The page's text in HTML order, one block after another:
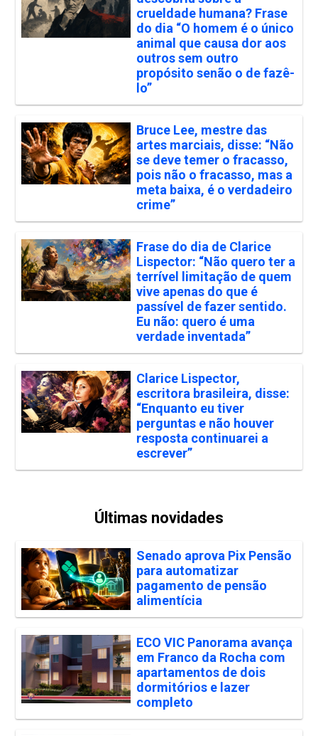
crueldade humana? Frase
do dia “O homem é o único
animal que causa dor aos
outros sem outro
propósito senão o de fazê-
lo”
Bruce Lee, mestre das
artes marciais, disse: “Não
se deve temer o fracasso,
pois não o fracasso, mas a
meta baixa, é o verdadeiro
crime”
Frase do dia de Clarice
Lispector: “Não quero ter a
terrível limitação de quem
vive apenas do que é
passível de fazer sentido.
Eu não: quero é uma
verdade inventada”
Clarice Lispector,
escritora brasileira, disse:
“Enquanto eu tiver
perguntas e não houver
resposta continuarei a
escrever”
Últimas novidades
Senado aprova Pix Pensão
para automatizar
pagamento de pensão
alimentícia
ECO VIC Panorama avança
em Franco da Rocha com
apartamentos de dois
dormitórios e lazer
completo